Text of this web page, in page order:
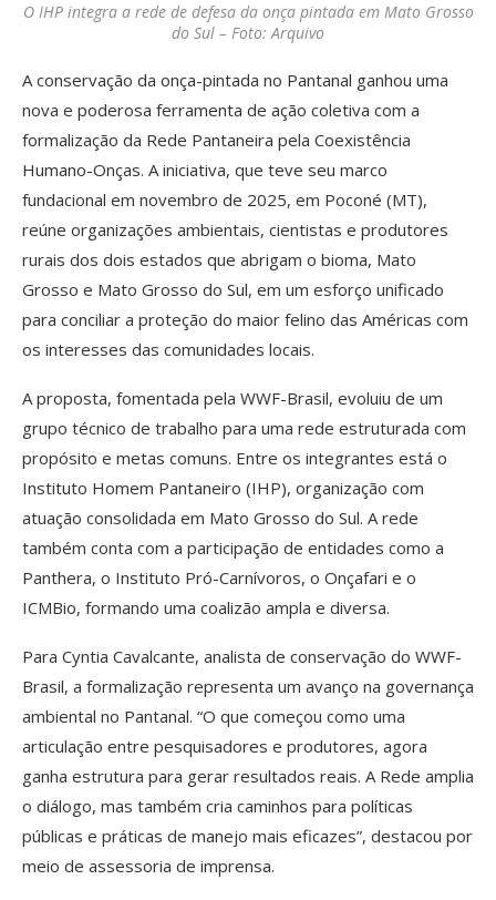
O IHP integra a rede de defesa da onça pintada em Mato Grosso
do Sul – Foto: Arquivo
A conservação da onça-pintada no Pantanal ganhou uma
nova e poderosa ferramenta de ação coletiva com a
formalização da Rede Pantaneira pela Coexistência
Humano-Onças. A iniciativa, que teve seu marco
fundacional em novembro de 2025, em Poconé (MT),
reúne organizações ambientais, cientistas e produtores
rurais dos dois estados que abrigam o bioma, Mato
Grosso e Mato Grosso do Sul, em um esforço unificado
para conciliar a proteção do maior felino das Américas com
os interesses das comunidades locais.
A proposta, fomentada pela WWF-Brasil, evoluiu de um
grupo técnico de trabalho para uma rede estruturada com
propósito e metas comuns. Entre os integrantes está o
Instituto Homem Pantaneiro (IHP), organização com
atuação consolidada em Mato Grosso do Sul. A rede
também conta com a participação de entidades como a
Panthera, o Instituto Pró-Carnívoros, o Onçafari e o
ICMBio, formando uma coalizão ampla e diversa.
Para Cyntia Cavalcante, analista de conservação do WWF-
Brasil, a formalização representa um avanço na governança
ambiental no Pantanal. “O que começou como uma
articulação entre pesquisadores e produtores, agora
ganha estrutura para gerar resultados reais. A Rede amplia
o diálogo, mas também cria caminhos para políticas
públicas e práticas de manejo mais eficazes”, destacou por
meio de assessoria de imprensa.